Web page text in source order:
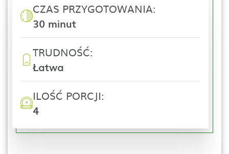
CZAS PRZYGOTOWANIA:
30 minut
TRUDNOŚĆ:
Łatwa
ILOŚĆ PORCJI:
4